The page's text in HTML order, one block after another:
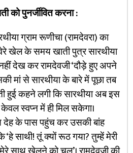
को पुनर्जीवित करना :
ग्राम रूणीचा (रामदेवरा) का
खेल के समय खाती पुत्र सारथीया
देख कर रामदेवजी ‘दौड़े हुए अपने
मां से सारथीया के बारे में पूछा तब
हुई कहने लगी कि सारथीया अब इस
स्वप्न में ही मिल सकेगा।
देह के पास पहुंच कर उसकी बांह
साथी! तूं क्यों रूठ गया? तुम्हें मेरी